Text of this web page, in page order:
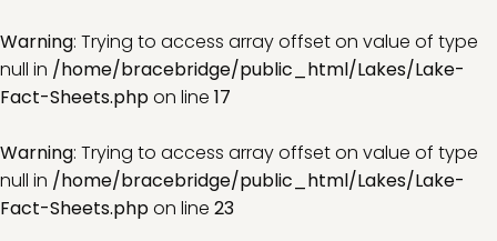
Warning: Trying to access array offset on value of type
null in /home/bracebridge/public_html/Lakes/Lake-
Fact-Sheets.phpon line 17
Warning: Trying to access array offset on value of type
null in /home/bracebridge/public_html/Lakes/Lake-
Fact-Sheets.phpon line 23